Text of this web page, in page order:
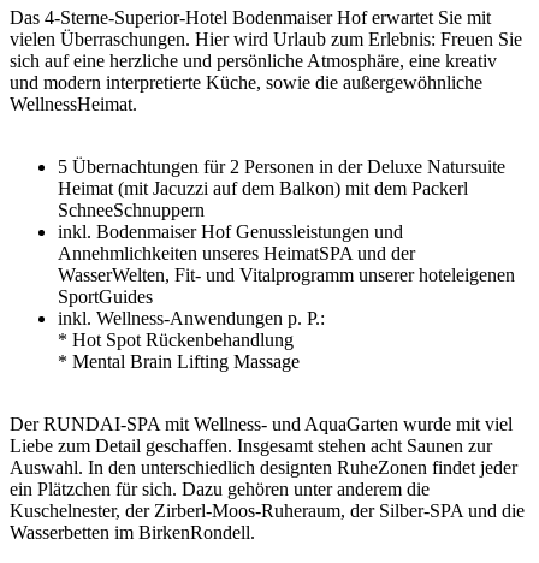
Das 4-Sterne-Superior-Hotel Bodenmaiser Hof erwartet Sie mit
vielen Überraschungen. Hier wird Urlaub zum Erlebnis: Freuen Sie
sich auf eine herzliche und persönliche Atmosphäre, eine kreativ
und modern interpretierte Küche, sowie die außergewöhnliche
WellnessHeimat.
5 Übernachtungen für 2 Personen in der Deluxe Natursuite
Heimat (mit Jacuzzi auf dem Balkon) mit dem Packerl
SchneeSchnuppern
inkl. Bodenmaiser Hof Genussleistungen und
Annehmlichkeiten unseres HeimatSPA und der
WasserWelten, Fit- und Vitalprogramm unserer hoteleigenen
SportGuides
inkl. Wellness-Anwendungen p. P.:
* Hot Spot Rückenbehandlung
* Mental Brain Lifting Massage
Der RUNDAI-SPA mit Wellness- und AquaGarten wurde mit viel
Liebe zum Detail geschaffen. Insgesamt stehen acht Saunen zur
Auswahl. In den unterschiedlich designten RuheZonen findet jeder
ein Plätzchen für sich. Dazu gehören unter anderem die
Kuschelnester, der Zirberl-Moos-Ruheraum, der Silber-SPA und die
Wasserbetten im BirkenRondell.